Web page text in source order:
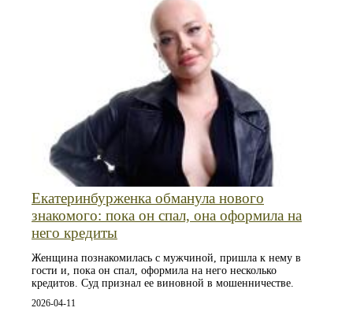
Екатеринбурженка обманула нового
знакомого: пока он спал, она оформила на
него кредиты
Женщина познакомилась с мужчиной, пришла к нему в
гости и, пока он спал, оформила на него несколько
кредитов. Суд признал ее виновной в мошенничестве.
2026-04-11